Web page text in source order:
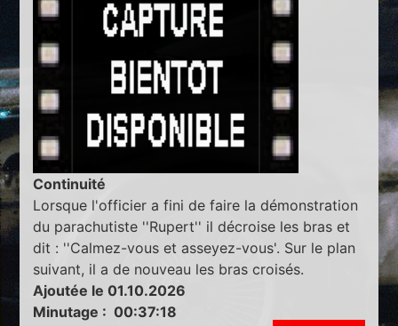
Continuité
Lorsque l'officier a fini de faire la démonstration
du parachutiste ''Rupert'' il décroise les bras et
dit : ''Calmez-vous et asseyez-vous'. Sur le plan
suivant, il a de nouveau les bras croisés.
Ajoutée le 01.10.2026
Minutage : 00:37:18